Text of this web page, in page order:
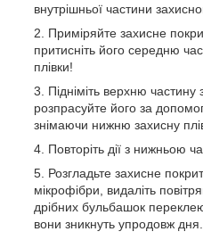
внутрішньої частини
Приміряйте захисне
притисніть його середню
плівки!
Підніміть верхню частину
розпрасуйте його за
знімаючи нижню захисну
Повторіть дії з нижньою
Розгладьте захисне
мікрофібри, видаліть
дрібних бульбашок
вони зникнуть упродовж дня.